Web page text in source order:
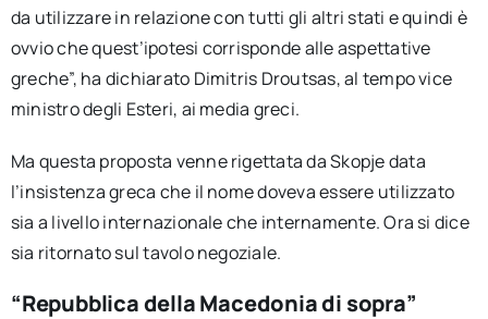
da utilizzare in relazione con tutti gli altri stati e quindi è
ovvio che quest’ipotesi corrisponde alle aspettative
greche”, ha dichiarato Dimitris Droutsas, al tempo vice
ministro degli Esteri, ai media greci.
Ma questa proposta venne rigettata da Skopje data
l’insistenza greca che il nome doveva essere utilizzato
sia a livello internazionale che internamente. Ora si dice
sia ritornato sul tavolo negoziale.
“Repubblica della Macedonia di sopra”